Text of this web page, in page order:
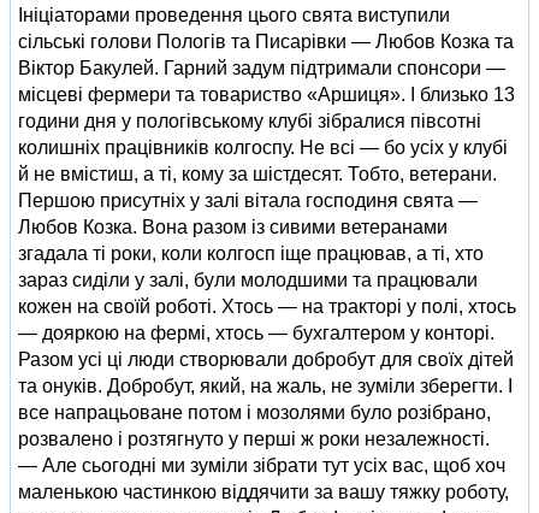
Ініціаторами проведення цього свята виступили
сільські голови Пологів та Писарівки — Любов Козка та
Віктор Бакулей. Гарний задум підтримали спонсори —
місцеві фермери та товариство «Аршиця». І близько 13
години дня у пологівському клубі зібралися півсотні
колишніх працівників колгоспу. Не всі — бо усіх у клубі
й не вмістиш, а ті, кому за шістдесят. Тобто, ветерани.
Першою присутніх у залі вітала господиня свята —
Любов Козка. Вона разом із сивими ветеранами
згадала ті роки, коли колгосп іще працював, а ті, хто
зараз сиділи у залі, були молодшими та працювали
кожен на своїй роботі. Хтось — на тракторі у полі, хтось
— дояркою на фермі, хтось — бухгалтером у конторі.
Разом усі ці люди створювали добробут для своїх дітей
та онуків. Добробут, який, на жаль, не зуміли зберегти. І
все напрацьоване потом і мозолями було розібрано,
розвалено і розтягнуто у перші ж роки незалежності.
— Але сьогодні ми зуміли зібрати тут усіх вас, щоб хоч
маленькою частинкою віддячити за вашу тяжку роботу,